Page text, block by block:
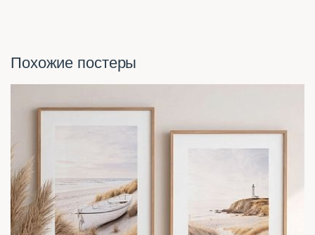
Похожие постеры